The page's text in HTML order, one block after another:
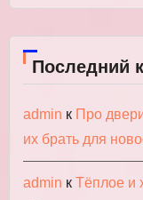
Последний
admin к Про
их брать для
admin к Тёплое и